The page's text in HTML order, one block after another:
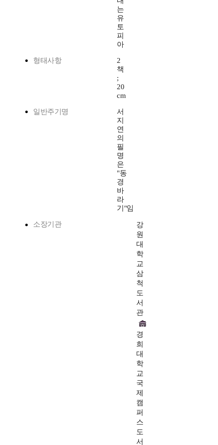
는
유
토
피
아
형태사항
2
책
;
20
cm
일반주기명
서
지
연
의
필
명
은
"동
경
바
라
기"임
소장기관
강
원
대
학
교
삼
척
도
서
관
경
희
대
학
교
국
제
캠
퍼
스
도
서